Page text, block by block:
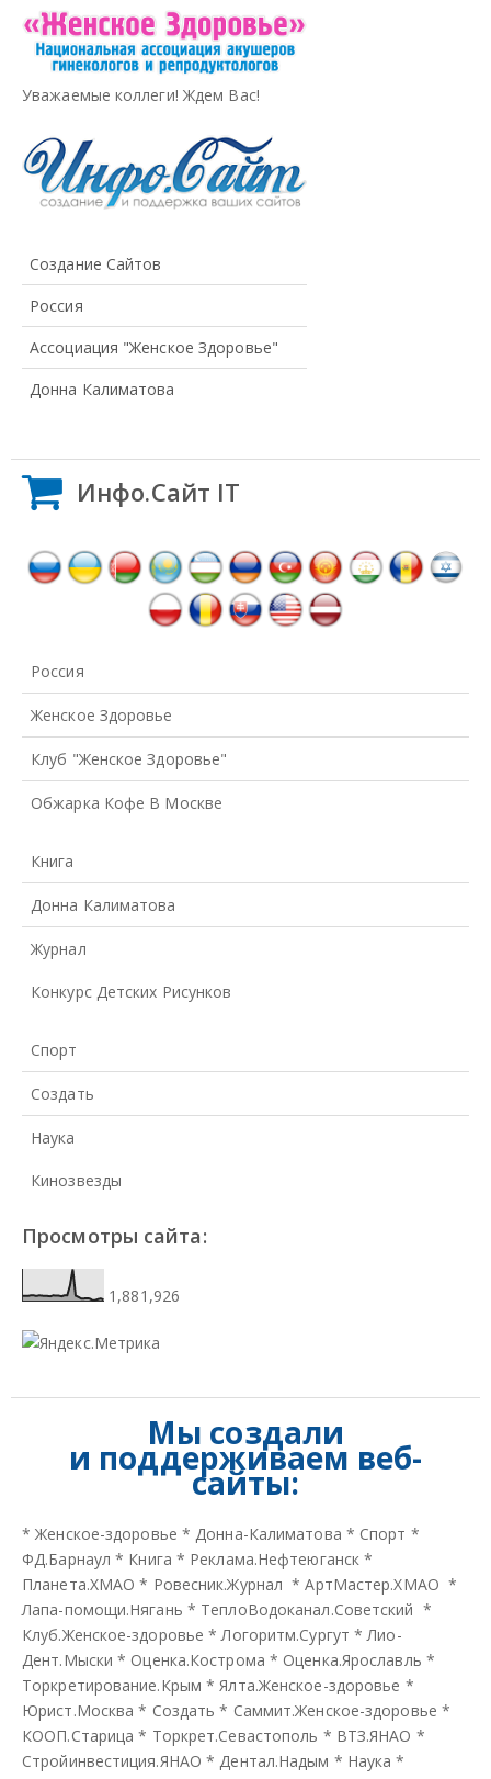
Уважаемые коллеги! Ждем Вас!
Создание Сайтов
Россия
Ассоциация "Женское Здоровье"
Донна Калиматова
Инфо.Сайт IT
Россия
Женское Здоровье
Клуб "Женское Здоровье"
Обжарка Кофе В Москве
Книга
Донна Калиматова
Журнал
Конкурс Детских Рисунков
Спорт
Создать
Наука
Кинозвезды
Просмотры сайта:
1,881,926
Мы создали
и поддерживаем веб-
сайты:
*Женское-здоровье * Донна-Калиматова * Спорт *
ФД.Барнаул * Книга * Реклама.Нефтеюганск *
Планета.ХМАО * Ровесник.Журнал *АртМастер.ХМАО *
Лапа-помощи.Нягань * ТеплоВодоканал.Советский *
Клуб.Женское-здоровье * Логоритм.Сургут * Лио-
Дент.Мыски * Оценка.Кострома * Оценка.Ярославль *
Торкретирование.Крым * Ялта.Женское-здоровье *
Юрист.Москва * Создать * Саммит.Женское-здоровье *
КООП.Старица * Торкрет.Севастополь * ВТЗ.ЯНАО *
Стройинвестиция.ЯНАО * Дентал.Надым * Наука *